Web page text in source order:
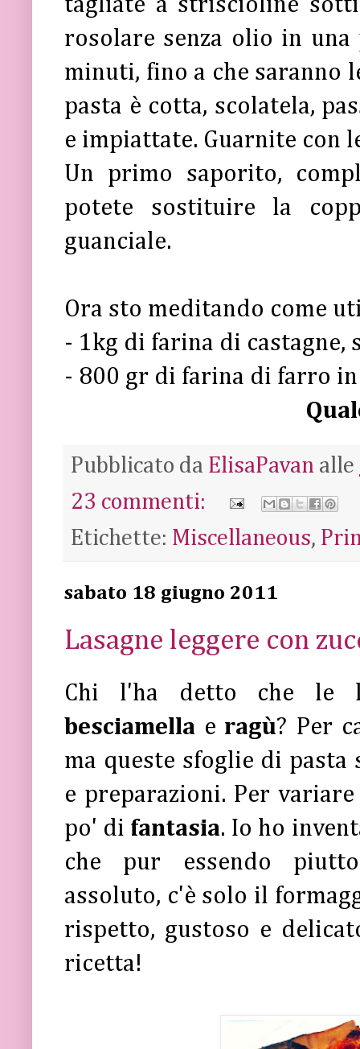
tagliate a striscioline
rosolare senza olio in
minuti, fino a che saranno
pasta è cotta, scolatela,
e impiattate. Guarnite con
Un primo saporito,
potete sostituire la
guanciale.
Ora sto meditando come
- 1kg di farina di castagne,
- 800 gr di farina di farro in
Pubblicato da ElisaPavan alle
23 commenti:
Etichette: Miscellaneous,
sabato 18 giugno 2011
Lasagne leggere con
Chi l'ha detto che le
besciamella e ragù? Per
ma queste sfoglie di
e preparazioni. Per
po' di fantasia. Io ho
che pur essendo
assoluto, c'è solo il
rispetto, gustoso e
ricetta!